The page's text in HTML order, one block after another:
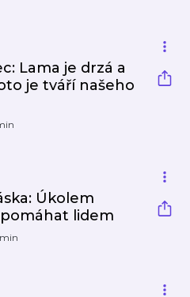
Lama je drzá a
je tváří našeho
Úkolem
lidem